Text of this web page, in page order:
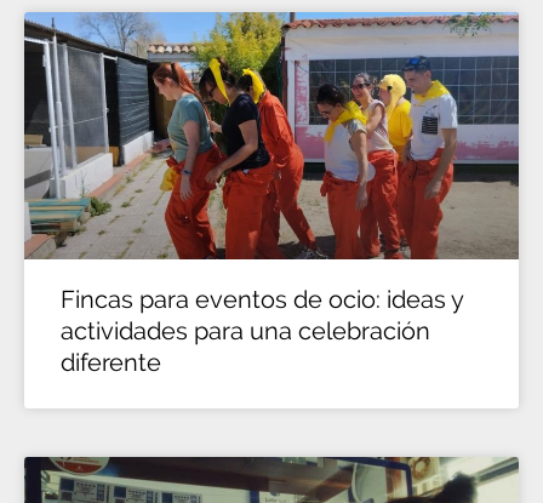
Fincas para eventos de ocio: ideas y
actividades para una celebración
diferente